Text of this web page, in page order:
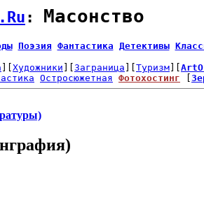
: Масонство
Поэзия Фантастика Детективы
Художники Заграница Туризм
Остросюжетная Фотохостинг